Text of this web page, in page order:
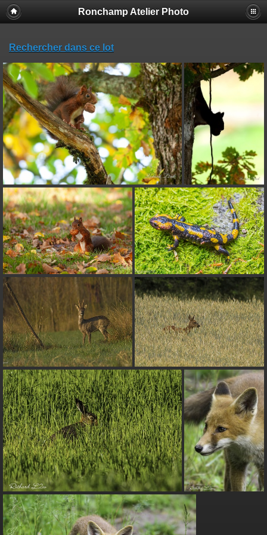
Ronchamp Atelier Photo
Rechercher dans ce lot